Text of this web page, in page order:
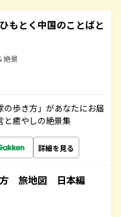
もとく中国のことばと
絶景
歩き方」があなたにお届
と癒やしの絶景集
詳細を見る
方 旅地図 日本編